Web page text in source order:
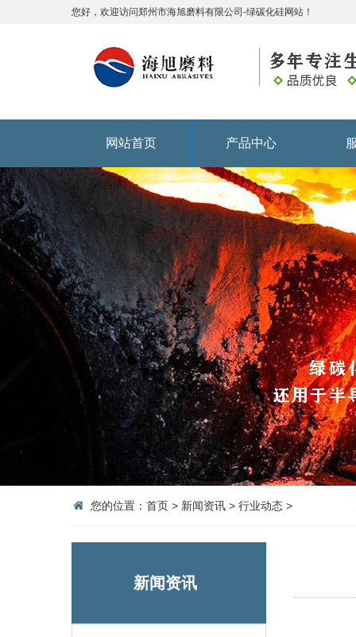
您好，欢迎访问郑州市海旭磨料有限公司-绿碳化硅网站！
网站首页 产品中心
您的位置： 首页 > 新闻资讯 > 行业动态 >
新闻资讯